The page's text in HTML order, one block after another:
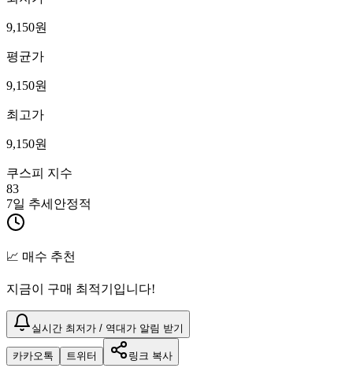
9,150원
평균가
9,150원
최고가
9,150원
쿠스피 지수
83
7일 추세 안정적
📈 매수 추천
지금이 구매 최적기입니다!
실시간 최저가 / 역대가 알림 받기
카카오톡 트위터 링크 복사